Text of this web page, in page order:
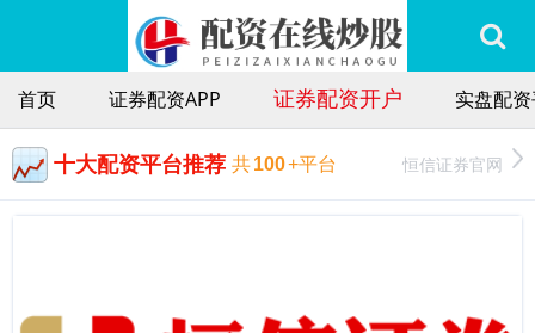
首页 证券配资APP 证券配资开户 实盘配
十大配资平台推荐 共100+平台 恒信证券官网